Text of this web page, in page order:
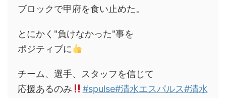
ブロックで甲府を食い止めた。
とにかく"負けなかった"事を
ポジティブに
チーム、選手、スタッフを信じて
応援あるのみ
#spulse#清水エスパルス#清水